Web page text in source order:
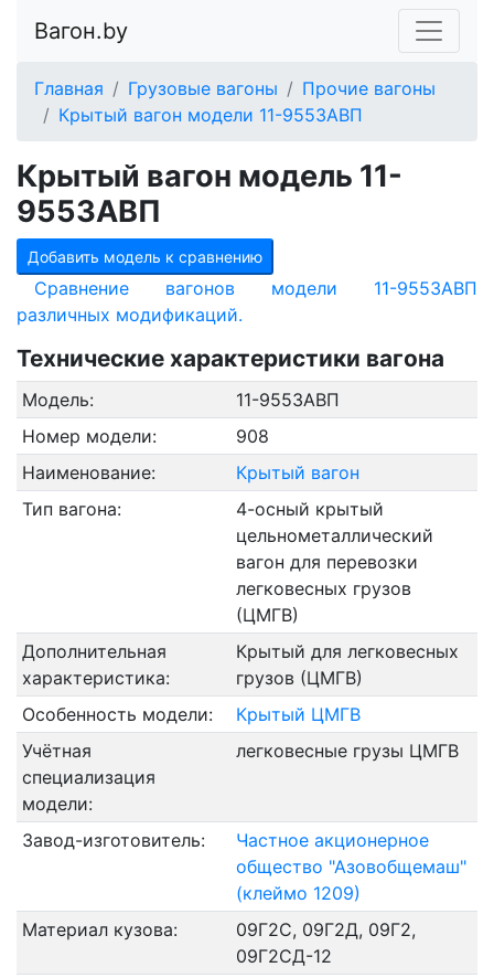
Вагон.by
Главная Грузовые вагоны
Прочие вагоны
Крытый вагон модели 11-9553АВП
Крытый вагон модель 11-
9553АВП
Добавить модель к сравнению
Сравнение вагонов модели 11-9553АВП
различных модификаций.
Технические характеристики вагона
Модель:
11-9553АВП
Номер модели:
908
Наименование:
Крытый вагон
Тип вагона:
4-осный крытый
цельнометаллический
вагон для перевозки
легковесных грузов
(ЦМГВ)
Дополнительная
характеристика:
Крытый для легковесных
грузов (ЦМГВ)
Особенность модели:
Крытый ЦМГВ
Учётная
специализация
модели:
легковесные грузы ЦМГВ
Завод-изготовитель:
Частное акционерное
общество "Азовобщемаш"
(клеймо 1209)
Материал кузова:
09Г2С, 09Г2Д, 09Г2,
09Г2СД-12